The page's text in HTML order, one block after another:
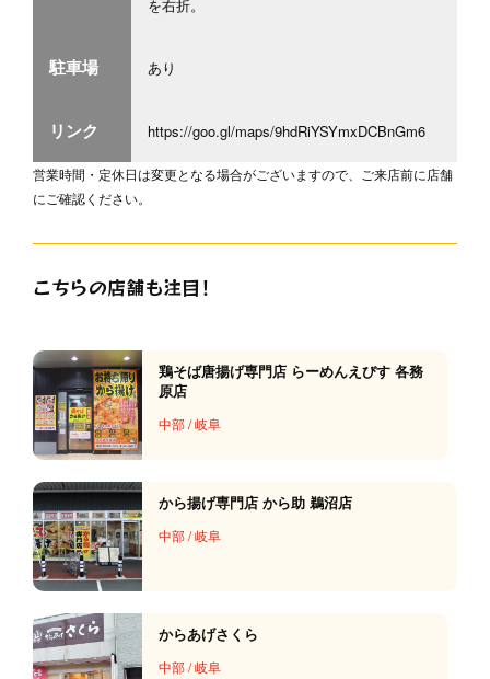
を右折。
駐車場 あり
リンク https://goo.gl/maps/9hdRiYSYmxDCBnGm6
営業時間・定休日は変更となる場合がございますので、ご来店前に店舗
にご確認ください。
こちらの店舗も注目！
鶏そば唐揚げ専門店 らーめんえびす 各務
原店
中部/岐阜
から揚げ専門店 から助 鵜沼店
中部/岐阜
からあげさくら
中部/岐阜